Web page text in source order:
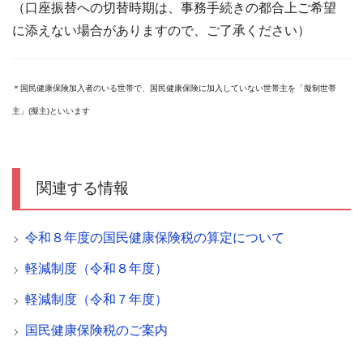
（口座振替への切替時期は、事務手続きの都合上ご希望
に添えない場合がありますので、ご了承ください）
＊国民健康保険加入者のいる世帯で、国民健康保険に加入していない世帯主を「擬制世帯
主」(擬主)といいます
関連する情報
令和８年度の国民健康保険税の算定について
軽減制度（令和８年度）
軽減制度（令和７年度）
国民健康保険税のご案内